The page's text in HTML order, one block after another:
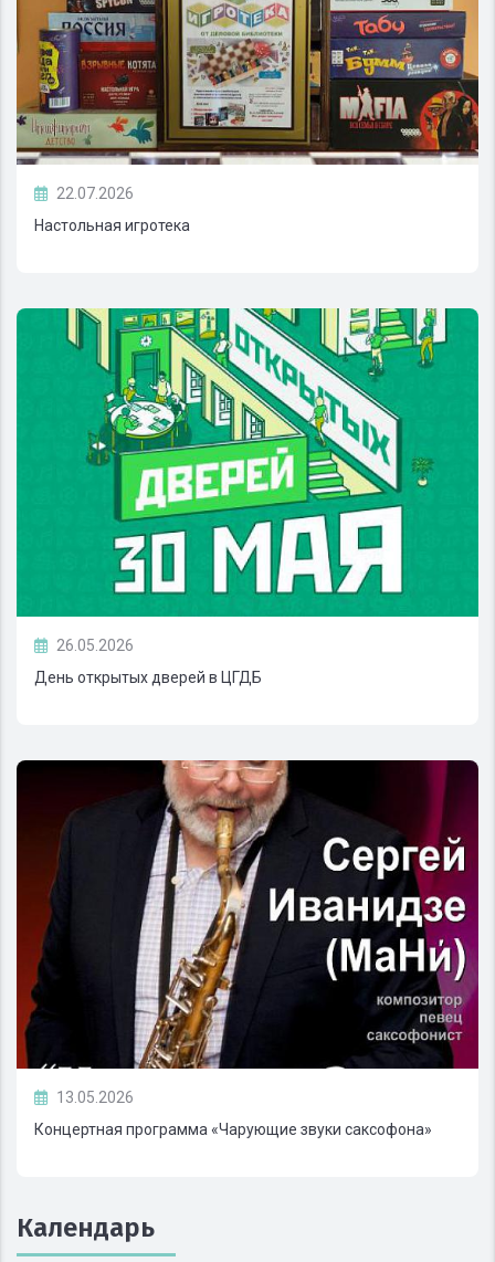
22.07.2026
Настольная игротека
26.05.2026
День открытых дверей в ЦГДБ
13.05.2026
Концертная программа «Чарующие звуки саксофона»
Календарь